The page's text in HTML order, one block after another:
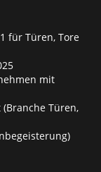
für Türen, Tore
mit
Türen,